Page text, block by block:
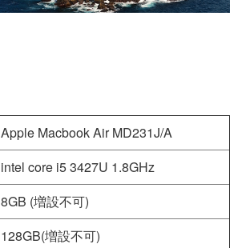
Apple Macbook Air MD231J/A
intel core i5 3427U 1.8GHz
8GB (増設不可)
128GB(増設不可)